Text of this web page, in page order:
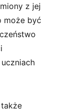
z jej
może być